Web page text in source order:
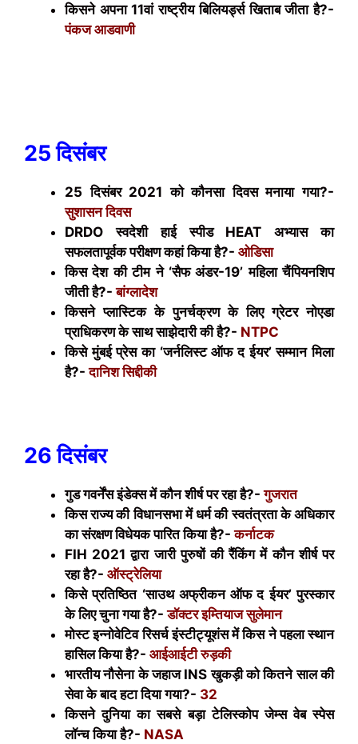
किसने अपना 11वां राष्ट्रीय बिलियर्ड्स खिताब जीता है?-
पंकज आडवाणी
25 दिसंबर
25 दिसंबर 2021 को कौनसा दिवस मनाया गया?-
सुशासन दिवस
DRDOस्वदेशी हाई स्पीड HEATअभ्यास का
सफलतापूर्वक परीक्षण कहां किया है?- ओडिसा
किस देश की टीम ने ‘सैफ अंडर-19’ महिला चैंपियनशिप
जीती है?-बांग्लादेश
किसने प्लास्टिक के पुनर्चक्रण के लिए ग्रेटर नोएडा
प्राधिकरण के साथ साझेदारी की है?- NTPC
किसे मुंबई प्रेस का ‘जर्नलिस्ट ऑफ द ईयर’ सम्मान मिला
है?-दानिश सिद्दीकी
26 दिसंबर
गुड गवर्नेंस इंडेक्स में कौन शीर्ष पर रहा है?-गुजरात
किस राज्य की विधानसभा में धर्म की स्वतंत्रता के अधिकार
का संरक्षण विधेयक पारित किया है?-कर्नाटक
FIH 2021द्वारा जारी पुरुषों की रैंकिंग में कौन शीर्ष पर
रहा है?- ऑस्ट्रेलिया
किसे प्रतिष्ठित ‘साउथ अफ्रीकन ऑफ द ईयर’ पुरस्कार
के लिए चुना गया है?-डॉक्टर इम्तियाज सुलेमान
मोस्ट इन्नोवेटिव रिसर्च इंस्टीट्यूशंस में किस ने पहला स्थान
हासिल किया है?- आईआईटी रुड़की
भारतीय नौसेना के जहाज INSखुकड़ी को कितने साल की
सेवा के बाद हटा दिया गया?- 32
किसने दुनिया का सबसे बड़ा टेलिस्कोप जेम्स वेब स्पेस
लॉन्च किया है?- NASA